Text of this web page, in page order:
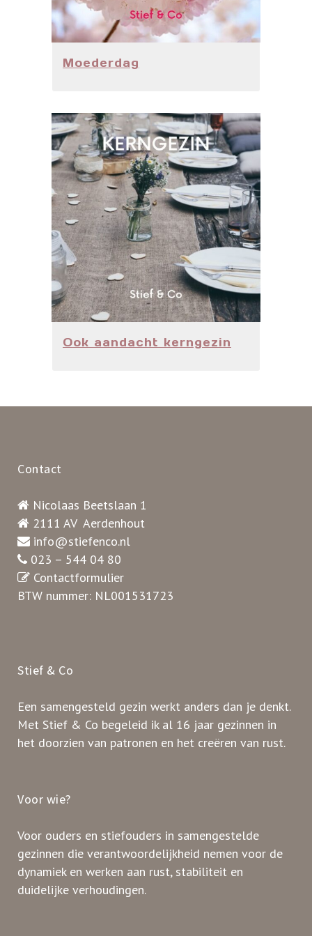
Moederdag
Ook aandacht kerngezin
Contact
Nicolaas Beetslaan 1
2111 AV Aerdenhout
info@stiefenco.nl
023 – 544 04 80
Contactformulier
BTW nummer: NL001531723
Stief & Co
Een samengesteld gezin werkt anders dan je denkt.
Met Stief & Co begeleid ik al 16 jaar gezinnen in
het doorzien van patronen en het creëren van rust.
Voor wie?
Voor ouders en stiefouders in samengestelde
gezinnen die verantwoordelijkheid nemen voor de
dynamiek en werken aan rust, stabiliteit en
duidelijke verhoudingen.